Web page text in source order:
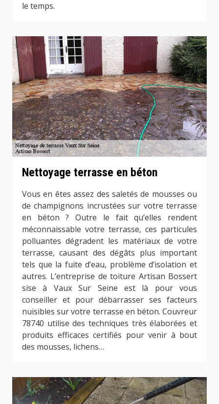
le temps.
Nettoyage terrasse en béton
Vous en êtes assez des saletés de mousses ou
de champignons incrustées sur votre terrasse
en béton ? Outre le fait qu’elles rendent
méconnaissable votre terrasse, ces particules
polluantes dégradent les matériaux de votre
terrasse, causant des dégâts plus important
tels que la fuite d’eau, problème d’isolation et
autres. L’entreprise de toiture Artisan Bossert
sise à Vaux Sur Seine est là pour vous
conseiller et pour débarrasser ses facteurs
nuisibles sur votre terrasse en béton. Couvreur
78740 utilise des techniques très élaborées et
produits efficaces certifiés pour venir à bout
des mousses, lichens…